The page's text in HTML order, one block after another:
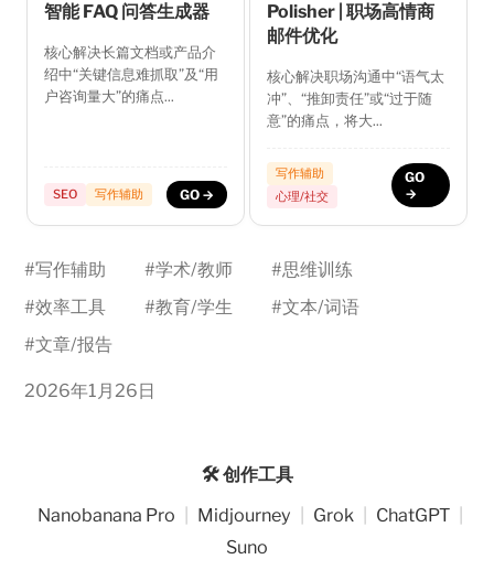
智能 FAQ 问答生成器
核心解决长篇文档或产品介
绍中“关键信息难抓取”及“用
户咨询量大”的痛点...
SEO 写作辅助 GO →
Polisher | 职场高情商
邮件优化
核心解决职场沟通中“语气太
冲”、“推卸责任”或“过于随
意”的痛点，将大...
写作辅助
心理/社交
GO
→
#写作辅助 #学术/教师 #思维训练
#效率工具 #教育/学生 #文本/词语
#文章/报告
2026年1月26日
🛠️ 创作工具
Nanobanana Pro
Midjourney Grok ChatGPT
Suno